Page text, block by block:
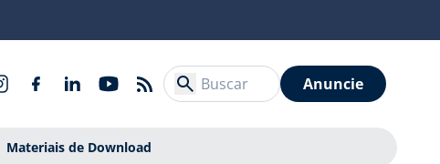
Anuncie
Materiais de Download